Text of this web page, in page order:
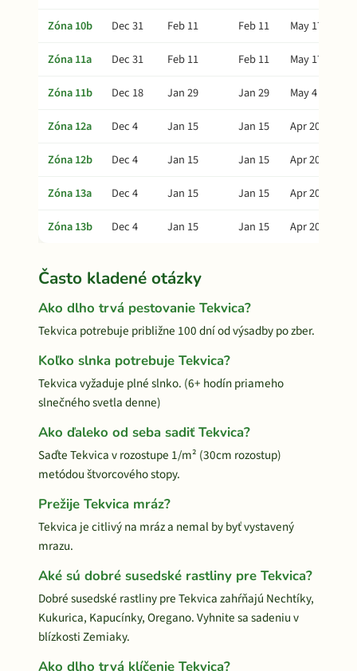
Zóna 10b
Dec 31 Feb 11 Feb 11
May 17
Zóna 11a
Dec 31 Feb 11 Feb 11
May 17
Zóna 11b
Dec 18 Jan 29 Jan 29
May 4
Zóna 12a
Dec 4 Jan 15 Jan 15
Apr 20
Zóna 12b
Dec 4 Jan 15 Jan 15
Apr 20
Zóna 13a
Dec 4 Jan 15 Jan 15
Apr 20
Zóna 13b
Dec 4 Jan 15 Jan 15 Apr 20
Často kladené otázky
Ako dlho trvá pestovanie Tekvica?
Tekvica potrebuje približne 100 dní od výsadby po zber.
Koľko slnka potrebuje Tekvica?
Tekvica vyžaduje plné slnko. (6+ hodín priameho
slnečného svetla denne)
Ako ďaleko od seba sadiť Tekvica?
Saďte Tekvica v rozostupe 1/m² (30cm rozostup)
metódou štvorcového stopy.
Prežije Tekvica mráz?
Tekvica je citlivý na mráz a nemal by byť vystavený
mrazu.
Aké sú dobré susedské rastliny pre Tekvica?
Dobré susedské rastliny pre Tekvica zahŕňajú Nechtíky,
Kukurica, Kapucínky, Oregano. Vyhnite sa sadeniu v
blízkosti Zemiaky.
Ako dlho trvá klíčenie Tekvica?